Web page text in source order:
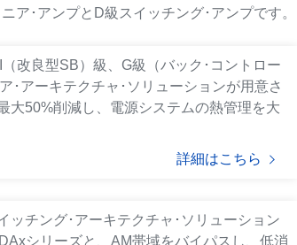
ア･アンプとD級スイッチング･アンプです。
改良型SB）級、G級（バック･コントロー
･アーキテクチャ･ソリューションが用意さ
大50%削減し、電源システムの熱管理を大
詳細はこちら
ッチング･アーキテクチャ･ソリューション
シリーズと、AM帯域をバイパスし、低消